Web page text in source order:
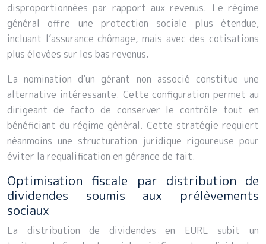
disproportionnées par rapport aux revenus. Le régime
général offre une protection sociale plus étendue,
incluant l’assurance chômage, mais avec des cotisations
plus élevées sur les bas revenus.
La nomination d’un gérant non associé constitue une
alternative intéressante. Cette configuration permet au
dirigeant de facto de conserver le contrôle tout en
bénéficiant du régime général. Cette stratégie requiert
néanmoins une structuration juridique rigoureuse pour
éviter la requalification en gérance de fait.
Optimisation fiscale par distribution de
dividendes soumis aux prélèvements
sociaux
La distribution de dividendes en EURL subit un